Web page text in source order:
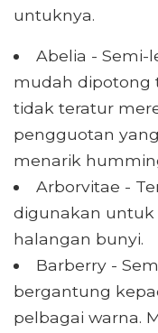
untuknya.
Abelia - Semi-
mudah dipotong
tidak teratur
pengguotan
menarik
Arborvitae -
digunakan untuk
halangan bunyi.
Barberry -
bergantung
pelbagai warna.